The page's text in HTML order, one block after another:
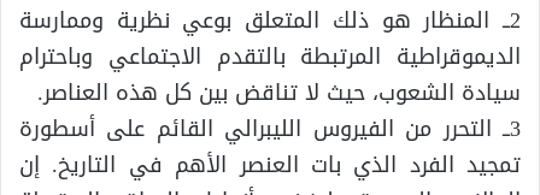
2ــ المنظار هو ذلك المتعلق بوعي نظرية وممارسة
الديموقراطية المرتبطة بالتقدم الاجتماعي وباحترام
سيادة الشعوب، حيث لا تناقض بين كل هذه العناصر.
3ــ التحرر من الفيروس الليبرالي القائم على أسطورة
تمجيد الفرد الذي بات العنصر الأهم في التاريخ. إن